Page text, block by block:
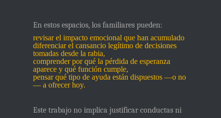
En estos espacios, los familiares pueden:
revisar el impacto emocional que han acumulado
diferenciar el cansancio legítimo de decisiones
tomadas desde la rabia,
comprender por qué la pérdida de esperanza
aparece y qué función cumple,
pensar qué tipo de ayuda están dispuestos —o no
— a ofrecer hoy.
Este trabajo no implica justificar conductas ni